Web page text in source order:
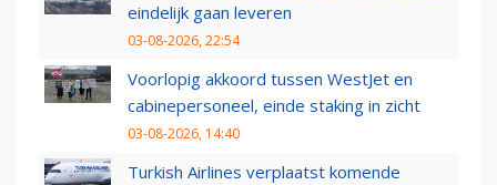
eindelijk gaan leveren
03-08-2026, 22:54
Voorlopig akkoord tussen WestJet en
cabinepersoneel, einde staking in zicht
03-08-2026, 14:40
Turkish Airlines verplaatst komende